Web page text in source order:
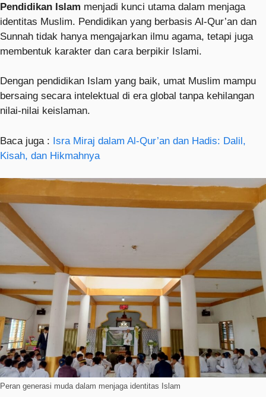
Pendidikan Islam menjadi kunci utama dalam menjaga
identitas Muslim. Pendidikan yang berbasis Al-Qur’an dan
Sunnah tidak hanya mengajarkan ilmu agama, tetapi juga
membentuk karakter dan cara berpikir Islami.
Dengan pendidikan Islam yang baik, umat Muslim mampu
bersaing secara intelektual di era global tanpa kehilangan
nilai-nilai keislaman.
Baca juga : Isra Miraj dalam Al-Qur’an dan Hadis: Dalil,
Kisah, dan Hikmahnya
Peran generasi muda dalam menjaga identitas Islam